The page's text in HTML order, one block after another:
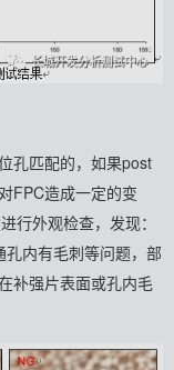
孔匹配的，如果post
FPC造成一定的变
行外观检查，发现：
内有毛刺等问题，部
补强片表面或孔内毛